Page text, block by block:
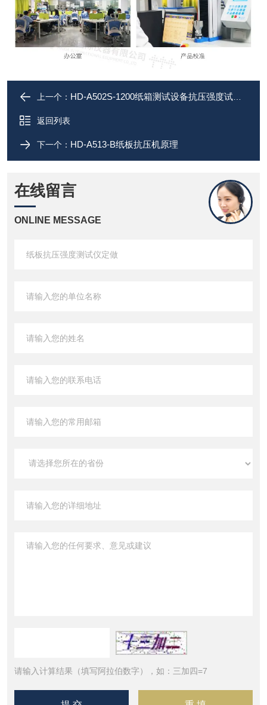
上一个： HD-A502S-1200纸箱测试设备抗压强度试验机
返回列表
下一个： HD-A513-B纸板抗压机原理
在线留言
ONLINE MESSAGE
请输入计算结果（填写阿拉伯数字），如：三加四=7